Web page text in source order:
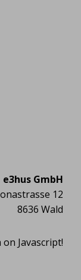
e3hus GmbH
12
8636 Wald
Javascript!